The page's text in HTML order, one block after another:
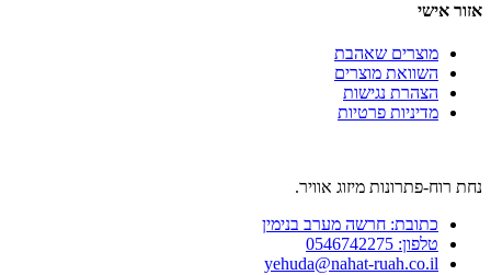
אזור אישי
מוצרים שאהבת
השוואת מוצרים
הצהרת נגישות
מדיניות פרטיות
נחת רוח-פתרונות מיזוג אוויר.
כתובת: חרשה מערב בנימין
טלפון: 0546742275
yehuda@nahat-ruah.co.il